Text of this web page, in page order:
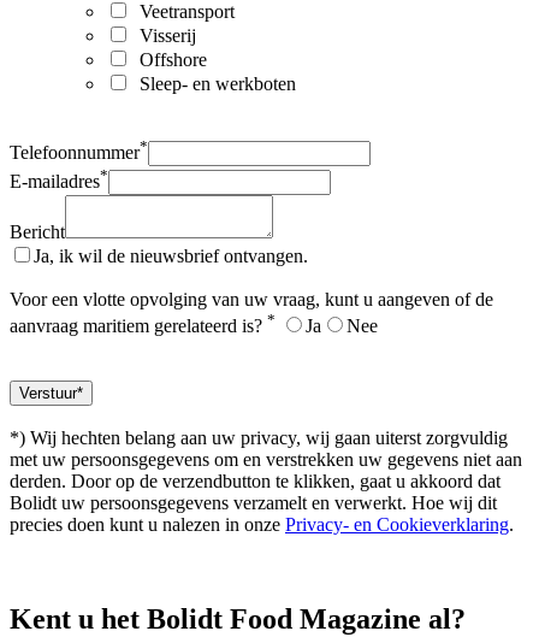
Veetransport
Visserij
Offshore
Sleep- en werkboten
Telefoonnummer*
E-mailadres*
Bericht
Ja, ik wil de nieuwsbrief ontvangen.
Voor een vlotte opvolging van uw vraag, kunt u aangeven of de
aanvraag maritiem gerelateerd is? * Ja Nee
*) Wij hechten belang aan uw privacy, wij gaan uiterst zorgvuldig
met uw persoonsgegevens om en verstrekken uw gegevens niet aan
derden. Door op de verzendbutton te klikken, gaat u akkoord dat
Bolidt uw persoonsgegevens verzamelt en verwerkt. Hoe wij dit
precies doen kunt u nalezen in onze Privacy- en Cookieverklaring.
Kent u het Bolidt Food Magazine al?